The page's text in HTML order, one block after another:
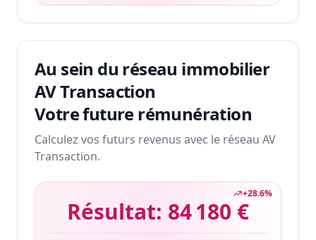
Au sein du réseau immobilier
AV Transaction
Votre future rémunération
Calculez vos futurs revenus avec le réseau AV
Transaction.
+28.6%
Résultat: 84 180 €